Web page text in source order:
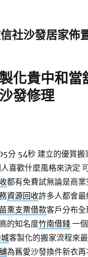
社沙發居家佈
化貴中和當
發修理
分 54秒 建立的優質搬
喜歡什麼風格來決定
都有免費試無論是商
資源回收許多人都會
苗栗支票借款客戶分布
的知名度竹南借錢 一
客製化的搬家流程來
為舊愛沙發換件新衣